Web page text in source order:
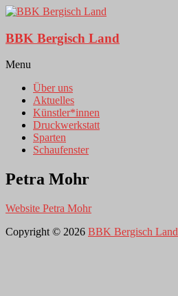
BBK Bergisch Land
Menu
Über uns
Aktuelles
Künstler*innen
Druckwerkstatt
Sparten
Schaufenster
Petra Mohr
Website Petra Mohr
Copyright © 2026 BBK Bergisch Land